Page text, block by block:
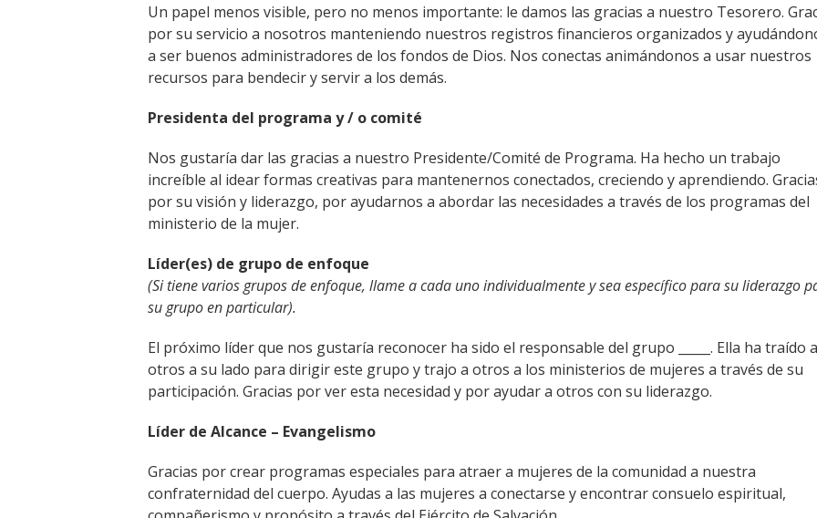
Un papel menos visible, pero no menos importante: le damos las gracias a nuestro Tesorero.
por su servicio a nosotros manteniendo nuestros registros financieros organizados y
a ser buenos administradores de los fondos de Dios. Nos conectas animándonos a usar nuestros
recursos para bendecir y servir a los demás.
Presidenta del programa y / o comité
Nos gustaría dar las gracias a nuestro Presidente/Comité de Programa. Ha hecho un trabajo
increíble al idear formas creativas para mantenernos conectados, creciendo y aprendiendo.
por su visión y liderazgo, por ayudarnos a abordar las necesidades a través de los programas del
ministerio de la mujer.
Líder(es) de grupo de enfoque
(Si tiene varios grupos de enfoque, llame a cada uno individualmente y sea específico para su liderazgo
su grupo en particular).
El próximo líder que nos gustaría reconocer ha sido el responsable del grupo _____. Ella ha traído a
otros a su lado para dirigir este grupo y trajo a otros a los ministerios de mujeres a través de su
participación. Gracias por ver esta necesidad y por ayudar a otros con su liderazgo.
Líder de Alcance – Evangelismo
Gracias por crear programas especiales para atraer a mujeres de la comunidad a nuestra
confraternidad del cuerpo. Ayudas a las mujeres a conectarse y encontrar consuelo espiritual,